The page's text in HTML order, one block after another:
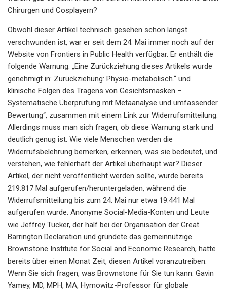
Chirurgen und Cosplayern?
Obwohl dieser Artikel technisch gesehen schon längst
verschwunden ist, war er seit dem 24. Mai immer noch auf der
Website von Frontiers in Public Health verfügbar. Er enthält die
folgende Warnung: „Eine Zurückziehung dieses Artikels wurde
genehmigt in: Zurückziehung: Physio-metabolisch.“ und
klinische Folgen des Tragens von Gesichtsmasken –
Systematische Überprüfung mit Metaanalyse und umfassender
Bewertung“, zusammen mit einem Link zur Widerrufsmitteilung.
Allerdings muss man sich fragen, ob diese Warnung stark und
deutlich genug ist. Wie viele Menschen werden die
Widerrufsbelehrung bemerken, erkennen, was sie bedeutet, und
verstehen, wie fehlerhaft der Artikel überhaupt war? Dieser
Artikel, der nicht veröffentlicht werden sollte, wurde bereits
219.817 Mal aufgerufen/heruntergeladen, während die
Widerrufsmitteilung bis zum 24. Mai nur etwa 19.441 Mal
aufgerufen wurde. Anonyme Social-Media-Konten und Leute
wie Jeffrey Tucker, der half bei der Organisation der Great
Barrington Declaration und gründete das gemeinnützige
Brownstone Institute for Social and Economic Research, hatte
bereits über einen Monat Zeit, diesen Artikel voranzutreiben.
Wenn Sie sich fragen, was Brownstone für Sie tun kann: Gavin
Yamey, MD, MPH, MA, Hymowitz-Professor für globale